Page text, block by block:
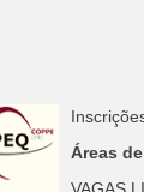
Áreas